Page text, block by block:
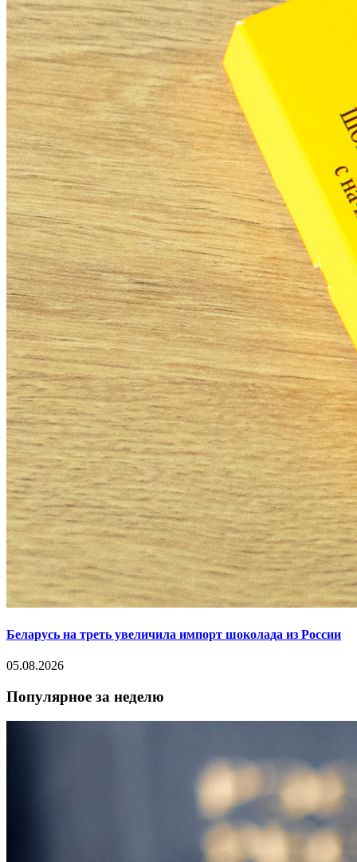
Беларусь на треть увеличила импорт шоколада из России
05.08.2026
Популярное за неделю